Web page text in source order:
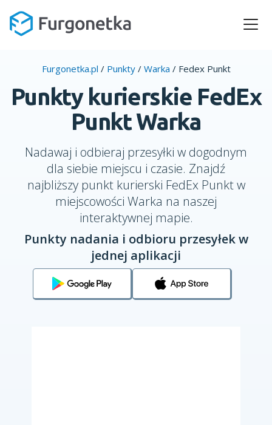
Furgonetka.pl / Punkty / Warka / Fedex Punkt
Punkty kurierskie FedEx
Punkt Warka
Nadawaj i odbieraj przesyłki w dogodnym
dla siebie miejscu i czasie. Znajdź
najbliższy punkt kurierski FedEx Punkt w
miejscowości Warka na naszej
interaktywnej mapie.
Punkty nadania i odbioru przesyłek w
jednej aplikacji